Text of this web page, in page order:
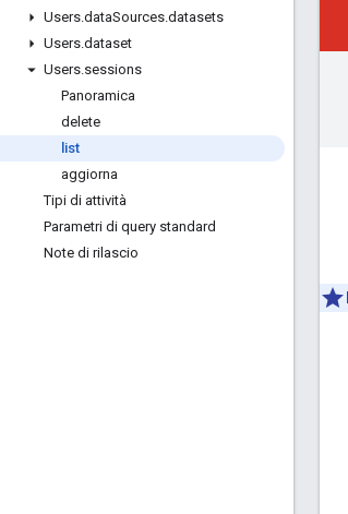
Users.dataSources.datasets
Users.dataset
Users.sessions
Panoramica
delete
list
aggiorna
Tipi di attività
Parametri di query standard
Note di rilascio